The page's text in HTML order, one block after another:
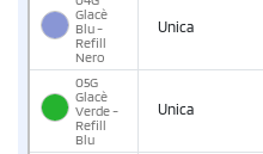
Glacè
Blu -
Refill
Nero
Unica
05G
Glacè
Verde -
Refill
Blu
Unica